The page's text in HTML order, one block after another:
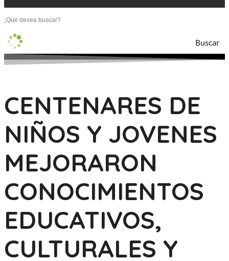
Buscar
CENTENARES DE
NIÑOS Y JOVENES
MEJORARON
CONOCIMIENTOS
EDUCATIVOS,
CULTURALES Y